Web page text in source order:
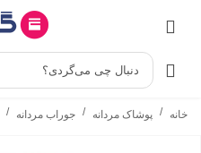
دنبال چی می‌گردی؟
خانه / پوشاک مردانه / جوراب مردانه /